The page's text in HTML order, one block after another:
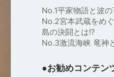
No.1平家物語と波
No.2宮本武蔵をめ
島の決闘とは!?
No.3激流海峡 竜神
●お勧めコンテン